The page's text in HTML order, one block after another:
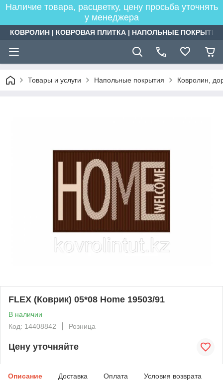
Наличие товара, расцветку, цену просьба уточнять
у менеджера
КОВРОЛИН | КОВРОВАЯ ПЛИТКА | НАПОЛЬНЫЕ
Товары и услуги Напольные покрытия Ковролин,
FLEX (Коврик) 05*08 Home 19503/91
В наличии
Код: 14408842
Розница
Цену уточняйте
Описание Доставка Оплата Условия возврата